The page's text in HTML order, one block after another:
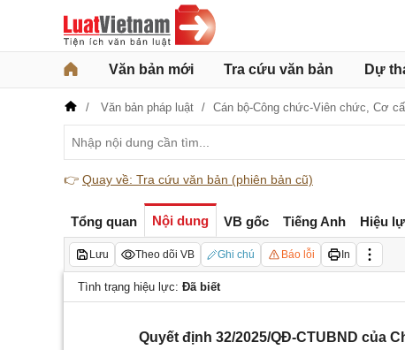
Văn bản mới Tra cứu văn bản Dự
Văn bản pháp luật Cán bộ-Công chức-Viên chức, Cơ
👉 Quay về: Tra cứu văn bản (phiên bản cũ)
Tổng quan Nội dung VB gốc Tiếng Anh Hiệu
Lưu Theo dõi VB Ghi chú Báo lỗi In
Tình trạng hiệu lực: Đã biết
Quyết định 32/2025/QĐ-CTUBND của